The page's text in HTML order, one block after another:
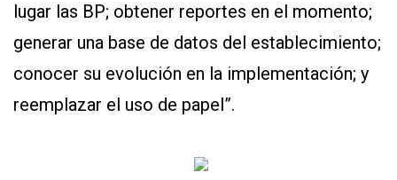
lugar las BP; obtener reportes en el momento;
generar una base de datos del establecimiento;
conocer su evolución en la implementación; y
reemplazar el uso de papel”.